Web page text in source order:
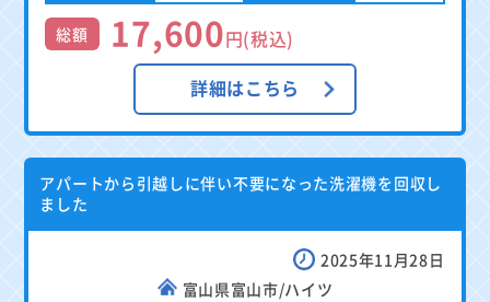
総額 17,600円(税込)
詳細はこちら
アパートから引越しに伴い不要になった洗濯機を回収し
ました
2025年11月28日
富山県富山市/ハイツ